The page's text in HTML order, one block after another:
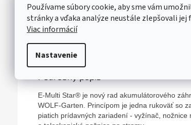
Používame súbory cookie, aby sme vám
stránky a vďaka analýze neustále zlepšovali
Viac informácií
Nastavenie
Viac o našich servisných službách ....
Popis Diskusia
E-Multi Star® je nový rad akumulátorového
WOLF-Garten. Princípom je jedna rukoväť so
piatich prídavných zariadení - vyžínač ,